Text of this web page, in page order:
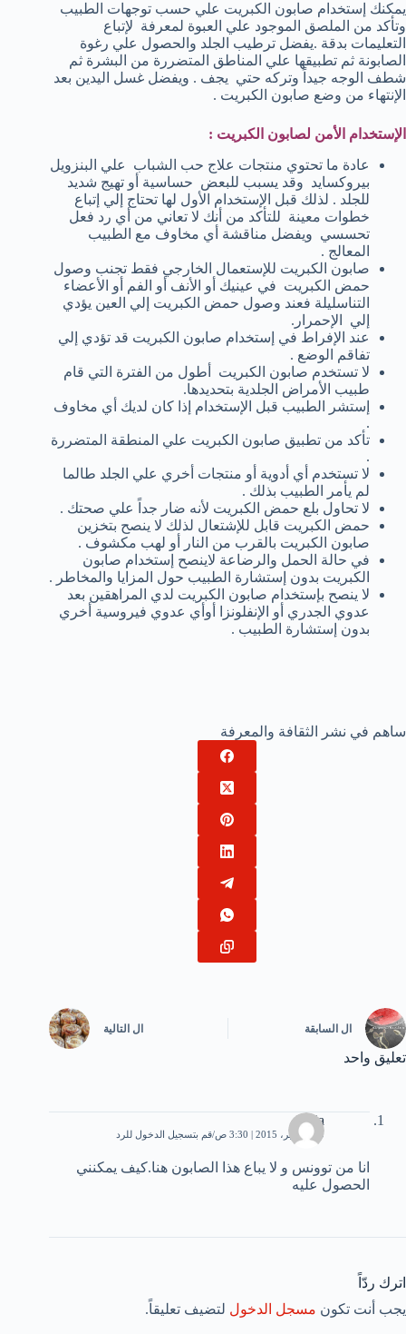
يمكنك إستخدام صابون الكبريت علي حسب توجهات الطبيب
وتأكد من الملصق الموجود علي العبوة لمعرفة لإتباع
التعليمات بدقة .يفضل ترطيب الجلد والحصول علي رغوة
الصابونة ثم تطبيقها علي المناطق المتضررة من البشرة ثم
شطف الوجه جيداً وتركه حتي يجف . ويفضل غسل اليدين بعد
الإنتهاء من وضع صابون الكبريت .
الإستخدام الأمن لصابون الكبريت :
عادة ما تحتوي منتجات علاج حب الشباب علي البنزويل
بيروكسايد وقد يسبب للبعض حساسية أو تهيج شديد
للجلد . لذلك قبل الإستخدام الأول لها تحتاج إلي إتباع
خطوات معينة للتأكد من أنك لا تعاني من أي رد فعل
تحسسي ويفضل مناقشة أي مخاوف مع الطبيب
المعالج .
صابون الكبريت للإستعمال الخارجي فقط تجنب وصول
حمض الكبريت في عينيك أو الأنف أو الفم أو الأعضاء
التناسليلة فعند وصول حمض الكبريت إلي العين يؤدي
إلي الإحمرار.
عند الإفراط في إستخدام صابون الكبريت قد تؤدي إلي
تفاقم الوضع .
لا تستخدم صابون الكبريت أطول من الفترة التي قام
طبيب الأمراض الجلدية بتحديدها.
إستشر الطبيب قبل الإستخدام إذا كان لديك أي مخاوف
.
تأكد من تطبيق صابون الكبريت علي المنطقة المتضررة
.
لا تستخدم أي أدوية أو منتجات أخري علي الجلد طالما
لم يأمر الطبيب بذلك .
لا تحاول بلع حمض الكبريت لأنه ضار جداً علي صحتك .
حمض الكبريت قابل للإشتعال لذلك لا ينصح بتخزين
صابون الكبريت بالقرب من النار أو لهب مكشوف .
في حالة الحمل والرضاعة لاينصح إستخدام صابون
الكبريت بدون إستشارة الطبيب حول المزايا والمخاطر .
لا ينصح بإستخدام صابون الكبريت لدي المراهقين بعد
عدوي الجدري أو الإنفلونزا أوأي عدوي فيروسية أخري
بدون إستشارة الطبيب .
ساهم في نشر الثقافة والمعرفة
ال السابقة ال التالية
تعليق واحد
donia
30 سبتمبر، 2015 | 3:30 ص قم بتسجيل الدخول للرد
انا من توونس و لا يباع هذا الصابون هنا.كيف يمكنني
الحصول عليه
اترك ردّاً
يجب أنت تكون مسجل الدخول لتضيف تعليقاً.